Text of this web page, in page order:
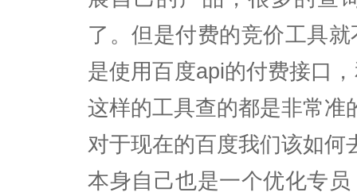
了。但是付费的竞价工具
是使用百度api的付费接口
这样的工具查的都是非常准
对于现在的百度我们该如何
本身自己也是一个优化专